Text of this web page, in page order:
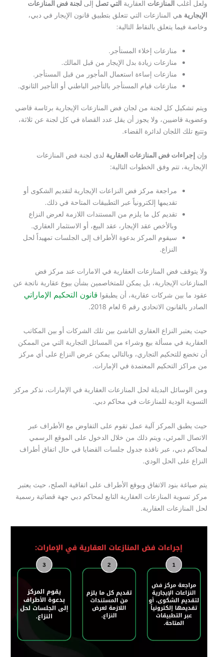
ولعل أغلب المنازعات العقارية التي تصل إلى لجنة فض المنازعات
الإيجارية هي المنازعات التي تتعلق بتطبيق قانون الإيجار في دبي،
وخاصة فيما يتعلق بالنقاط التالية:
منازعات إخلاء المستأجر.
منازعات زيادة بدل الإيجار من قبل المالك.
منازعات إساءة استعمال المأجور من قبل المستأجر.
منازعات قيام المستأجر بالتأجير الباطني أو التأجير الثانوي.
ويتم تشكيل كل لجنة من لجان فض المنازعات الإيجارية برئاسة قاضي
وعضوية قاضيين، ولا يجوز أن يقل عدد القضاة في كل لجنة عن ثلاثة،
وتتبع تلك اللجان لدائرة القضاء.
وإن إجراءات فض المنازعات العقارية لدى لجنة فض المنازعات
الإيجارية، تتم وفق الخطوات التالية:
مراجعة مركز فض النزاعات الإيجارية لتقديم الشكوى أو
تقديمها إلكترونياً عبر التطبيقات المتاحة في ذلك.
تقديم كل ما يلزم من المستندات اللازمة لعرض النزاع
وبالأخص عقد الإيجار، عقد البيع، أو الاستثمار العقاري.
سيقوم المركز بدعوة الأطراف إلى الجلسات تمهيداً لحل
النزاع.
ولا يتوقف فض المنازعات العقارية في الامارات عند مركز فض
المنازعات الإيجارية، بل يمكن للمتخاصمين بشأن بيوع عقارية ناتجة عن
عقود ما بين شركات عقارية، أن يطبقوا قانون التحكيم الإماراتي
الصادر بالقانون الاتحادي رقم 6 لعام 2018.
حيث يعتبر النزاع العقاري الناشئ بين تلك الشركات أو بين المكاتب
العقارية في مسألة بيع وشراء من المسائل التجارية التي من الممكن
أن تخضع للتحكيم التجاري، وبالتالي يمكن عرض النزاع على أي مركز
من مراكز التحكيم المعتمدة في الإمارات.
ومن الوسائل البديلة لحل المنازعات العقارية في الإمارات، نذكر مركز
التسوية الودية للمنازعات في محاكم دبي.
حيث يطبق المركز آلية عمل تقوم على التفاوض مع الأطراف عبر
الاتصال المرئي، ويتم ذلك من خلال الدخول على الموقع الرسمي
لمحاكم دبي، عبر نافذة جدول جلسات القضايا في حال اتفاق أطراف
النزاع على الحل الودي.
يتم صياغة بنود الاتفاق ويوقع الأطراف على اتفاقية الصلح، حيث يعتبر
مركز تسوية المنازعات العقارية التابع لمحاكم دبي جهة قضائية رسمية
لحل المنازعات العقارية.